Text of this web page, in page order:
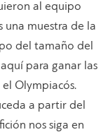
al equipo
una muestra de la
del tamaño del
para ganar las
Olympiacós.
a partir del
nos siga en